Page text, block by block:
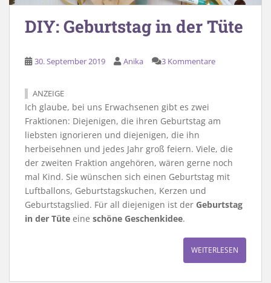
DIY: Geburtstag in der Tüte
30. September 2019 Anika 3 Kommentare
ANZEIGE
Ich glaube, bei uns Erwachsenen gibt es zwei
Fraktionen: Diejenigen, die ihren Geburtstag am
liebsten ignorieren und diejenigen, die ihn
herbeisehnen und jedes Jahr groß feiern. Viele, die
der zweiten Fraktion angehören, wären gerne noch
mal Kind. Sie wünschen sich einen Geburtstag mit
Luftballons, Geburtstagskuchen, Kerzen und
Geburtstagslied. Für all diejenigen ist der Geburtstag
in der Tüte eine schöne Geschenkidee.
WEITERLESEN